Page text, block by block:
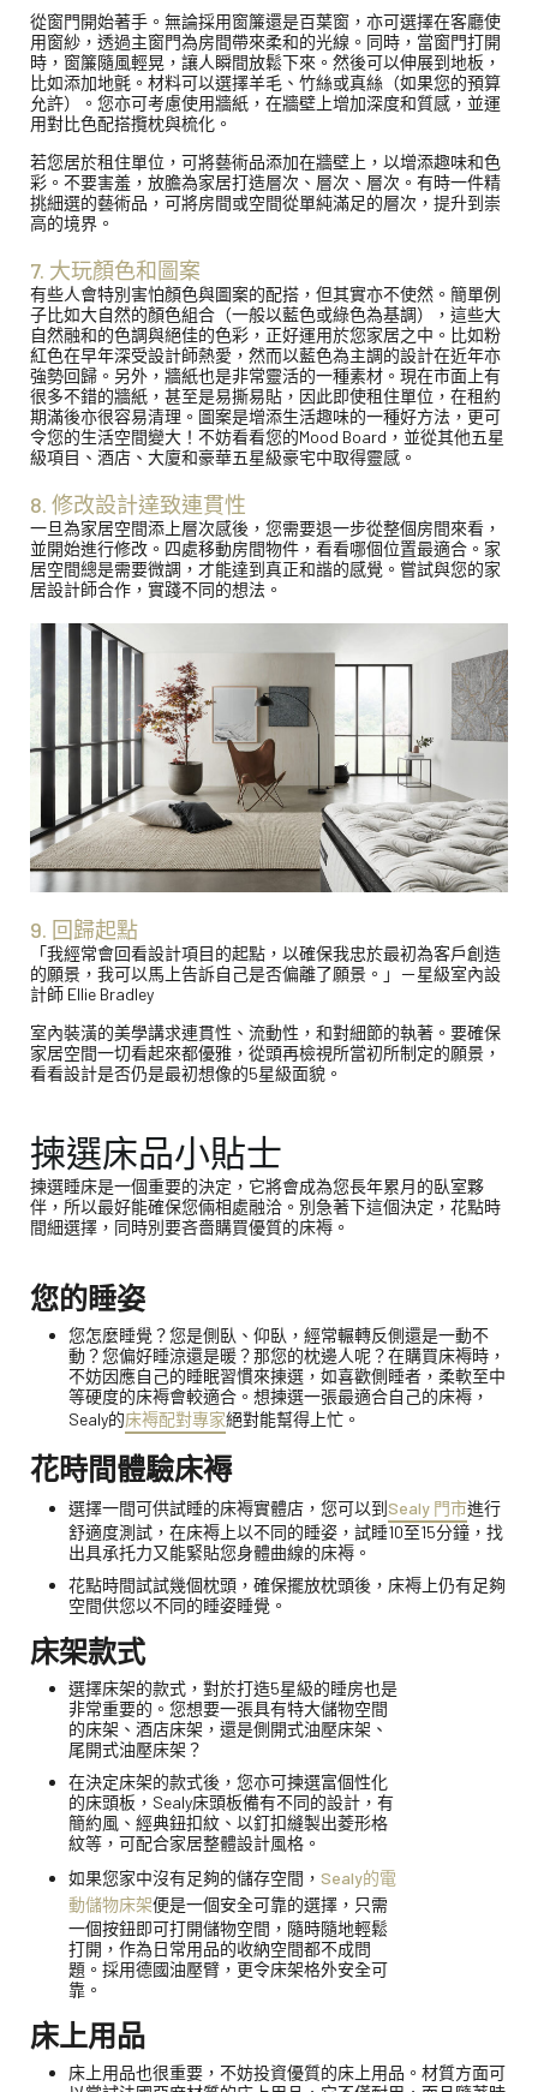
從窗門開始著手。無論採用窗簾還是百葉窗，亦可選擇在客廳使
用窗紗，透過主窗門為房間帶來柔和的光線。同時，當窗門打開
時，窗簾隨風輕晃，讓人瞬間放鬆下來。然後可以伸展到地板，
比如添加地氈。材料可以選擇羊毛、竹絲或真絲（如果您的預算
允許）。您亦可考慮使用牆紙，在牆壁上增加深度和質感，並運
用對比色配搭攬枕與梳化。
若您居於租住單位，可將藝術品添加在牆壁上，以增添趣味和色
彩。不要害羞，放膽為家居打造層次、層次、層次。有時一件精
挑細選的藝術品，可將房間或空間從單純滿足的層次，提升到崇
高的境界。
7. 大玩顏色和圖案
有些人會特別害怕顏色與圖案的配搭，但其實亦不使然。簡單例
子比如大自然的顏色組合（一般以藍色或綠色為基調），這些大
自然融和的色調與絕佳的色彩，正好運用於您家居之中。比如粉
紅色在早年深受設計師熱愛，然而以藍色為主調的設計在近年亦
強勢回歸。另外，牆紙也是非常靈活的一種素材。現在市面上有
很多不錯的牆紙，甚至是易撕易貼，因此即使租住單位，在租約
期滿後亦很容易清理。圖案是增添生活趣味的一種好方法，更可
令您的生活空間變大！不妨看看您的Mood Board，並從其他五星
級項目、酒店、大廈和豪華五星級豪宅中取得靈感。
8. 修改設計達致連貫性
一旦為家居空間添上層次感後，您需要退一步從整個房間來看，
並開始進行修改。四處移動房間物件，看看哪個位置最適合。家
居空間總是需要微調，才能達到真正和諧的感覺。嘗試與您的家
居設計師合作，實踐不同的想法。
9. 回歸起點
「我經常會回看設計項目的起點，以確保我忠於最初為客戶創造
的願景，我可以馬上告訴自己是否偏離了願景。」－星級室內設
計師 Ellie Bradley
室內裝潢的美學講求連貫性、流動性，和對細節的執著。要確保
家居空間一切看起來都優雅，從頭再檢視所當初所制定的願景，
看看設計是否仍是最初想像的5星級面貌。
揀選床品小貼士
揀選睡床是一個重要的決定，它將會成為您長年累月的臥室夥
伴，所以最好能確保您倆相處融洽。別急著下這個決定，花點時
間細選擇，同時別要吝嗇購買優質的床褥。
您的睡姿
您怎麼睡覺？您是側臥、仰臥，經常輾轉反側還是一動不
動？您偏好睡涼還是暖？那您的枕邊人呢？在購買床褥時，
不妨因應自己的睡眠習慣來㨂選，如喜歡側睡者，柔軟至中
等硬度的床褥會較適合。想揀選一張最適合自己的床褥，
Sealy的床褥配對專家絕對能幫得上忙。
花時間體驗床褥
選擇一間可供試睡的床褥實體店，您可以到Sealy 門市進行
舒適度測試，在床褥上以不同的睡姿，試睡10至15分鐘，找
出具承托力又能緊貼您身體曲線的床褥。
花點時間試試幾個枕頭，確保擺放枕頭後，床褥上仍有足夠
空間供您以不同的睡姿睡覺。
床架款式
選擇床架的款式，對於打造5星級的睡房也是
非常重要的。您想要一張具有特大儲物空間
的床架、酒店床架，還是側開式油壓床架、
尾開式油壓床架？
在決定床架的款式後，您亦可揀選富個性化
的床頭板，Sealy床頭板備有不同的設計，有
簡約風、經典鈕扣紋、以釘扣縫製出菱形格
紋等，可配合家居整體設計風格。
如果您家中沒有足夠的儲存空間， Sealy的電
動儲物床架便是一個安全可靠的選擇，只需
一個按鈕即可打開儲物空間，隨時隨地輕鬆
打開，作為日常用品的收納空間都不成問
題。採用德國油壓臂，更令床架格外安全可
靠。
床上用品
床上用品也很重要，不妨投資優質的床上用品。材質方面可